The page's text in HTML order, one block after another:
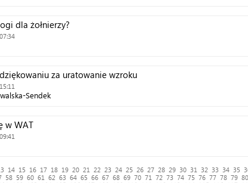
dla żołnierzy?
za uratowanie wzroku
Sendek
w WAT
14 15 16 17 18 19 20 21 22 23 24 25 26 27 28 29 30 31 32 33 34 35
58 59 60 61 62 63 64 65 66 67 68 69 70 71 72 73 74 75 76 77 78 79 80